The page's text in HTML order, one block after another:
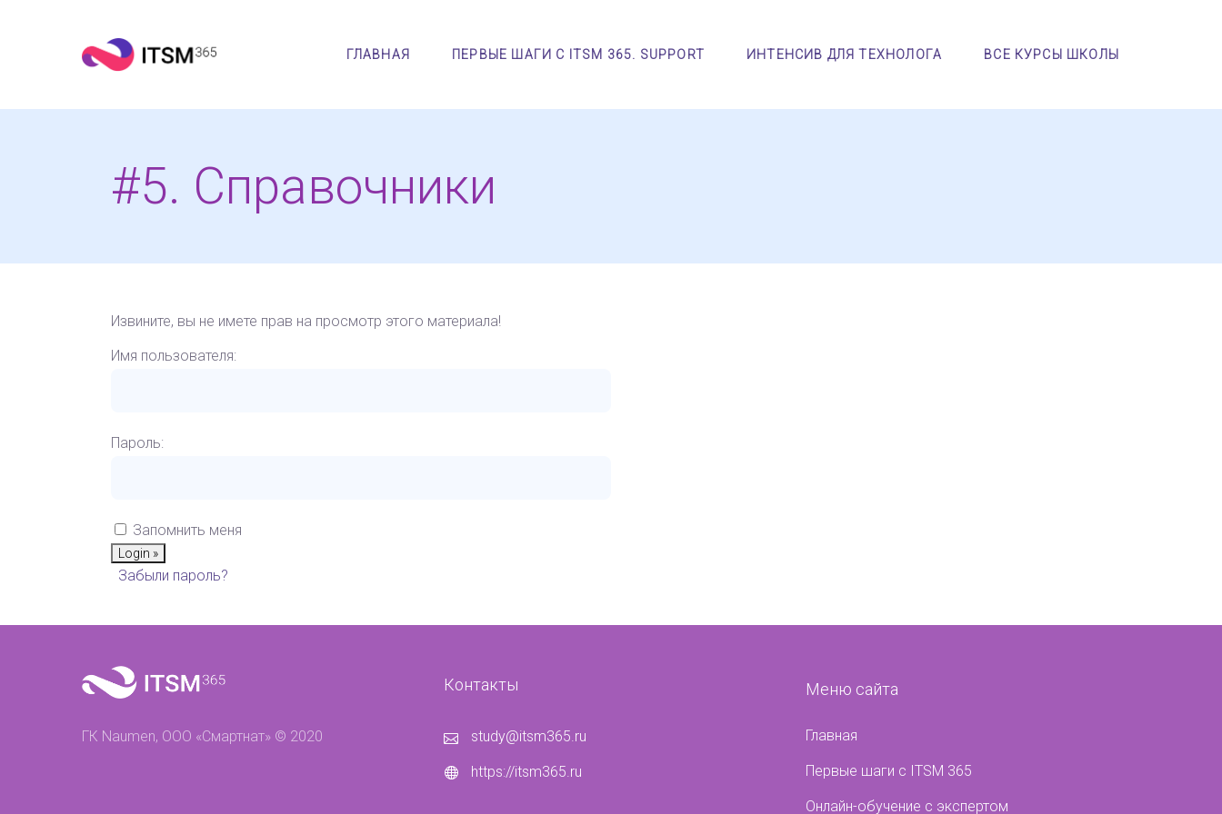
ГЛАВНАЯ ПЕРВЫЕ ШАГИ С ITSM 365. SUPPORT ИНТЕНСИВ ДЛЯ ТЕХНОЛОГА ВСЕ КУРСЫ ШКОЛЫ
#5. Справочники
Извините, вы не имете прав на просмотр этого материала!
Имя пользователя:
Пароль:
Запомнить меня
Забыли пароль?
ГК Naumen, ООО «Смартнат» © 2020
Контакты
study@itsm365.ru
https://itsm365.ru
Меню сайта
Главная
Первые шаги с ITSM 365
Онлайн-обучение с экспертом